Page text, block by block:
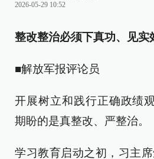
2026-05-29 10:52
整改整治必须下真功、见实
■解放军报评论员
开展树立和践行正确政绩
期盼的是真整改、严整治。
学习教育启动之初，习主